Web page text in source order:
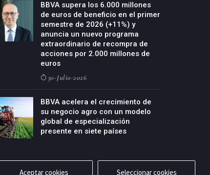
BBVA supera los 6.000 millones
de euros de beneficio en el primer
semestre de 2026 (+11%) y
anuncia un nuevo programa
extraordinario de recompra de
acciones por 2.000 millones de
euros
30-Julio-2026
BBVA acelera el crecimiento de
su negocio agro con un modelo
global de especialización
presente en siete países
Aceptar cookies Seleccionar cookies